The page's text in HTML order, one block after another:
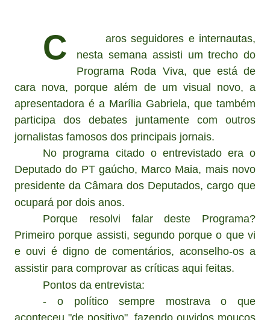
C
aros seguidores e internautas,
nesta semana assisti um trecho do
Programa Roda Viva, que está de
cara nova, porque além de um visual novo, a
apresentadora é a Marília Gabriela, que também
participa dos debates juntamente com outros
jornalistas famosos dos principais jornais.
No programa citado o entrevistado era o
Deputado do PT gaúcho, Marco Maia, mais novo
presidente da Câmara dos Deputados, cargo que
ocupará por dois anos.
Porque resolvi falar deste Programa?
Primeiro porque assisti, segundo porque o que vi
e ouvi é digno de comentários, aconselho-os a
assistir para comprovar as críticas aqui feitas.
Pontos da entrevista:
- o político sempre mostrava o que
aconteceu "de positivo", fazendo ouvidos moucos